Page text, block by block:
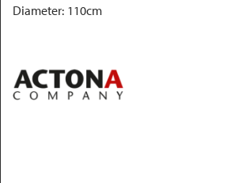
Diameter: 110cm